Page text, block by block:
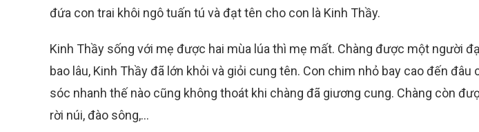
đứa con trai khôi ngô tuấn tú và đạt tên cho con là Kinh Thầy.
Kinh Thầy sống với mẹ được hai mùa lúa thì mẹ mất. Chàng được một người
bao lâu, Kinh Thầy đã lớn khỏi và giỏi cung tên. Con chim nhỏ bay cao đến đâu
sóc nhanh thế nào cũng không thoát khi chàng đã giương cung. Chàng còn
rời núi, đào sông,…